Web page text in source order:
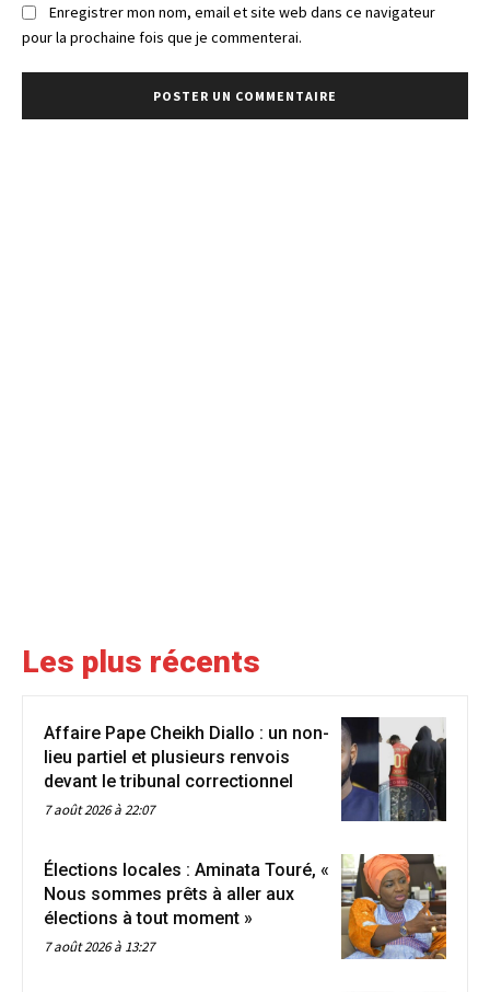
Enregistrer mon nom, email et site web dans ce navigateur
pour la prochaine fois que je commenterai.
Les plus récents
Affaire Pape Cheikh Diallo : un non-
lieu partiel et plusieurs renvois
devant le tribunal correctionnel
7 août 2026 à 22:07
Élections locales : Aminata Touré, «
Nous sommes prêts à aller aux
élections à tout moment »
7 août 2026 à 13:27